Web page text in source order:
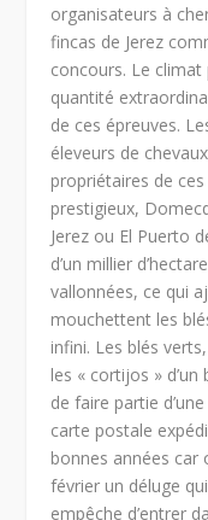
organisateurs à
fincas de Jerez
concours. Le
quantité
de ces épreuves.
éleveurs de
propriétaires de
prestigieux,
Jerez ou El Puerto
d’un millier
vallonnées, ce qui
mouchettent les
infini. Les blés
les « cortijos »
de faire partie d’une
carte postale
bonnes années car
février un déluge
empêche d’entrer